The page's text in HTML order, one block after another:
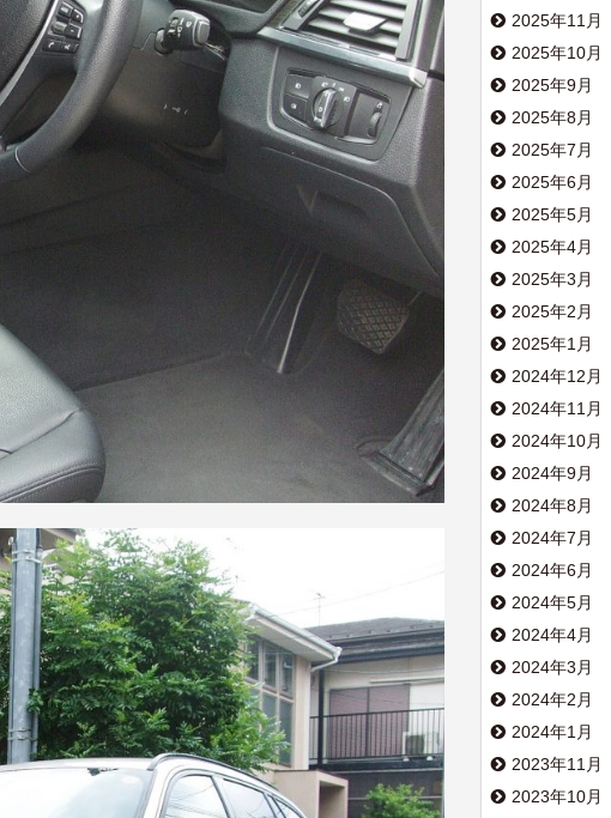
2025年11月
2025年10月
2025年9月
2025年8月
2025年7月
2025年6月
2025年5月
2025年4月
2025年3月
2025年2月
2025年1月
2024年12月
2024年11月
2024年10月
2024年9月
2024年8月
2024年7月
2024年6月
2024年5月
2024年4月
2024年3月
2024年2月
2024年1月
2023年11月
2023年10月